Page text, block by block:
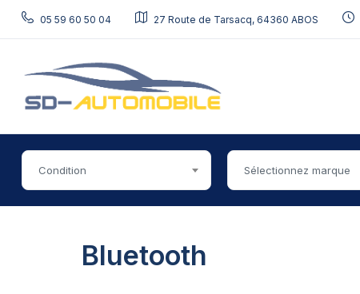
05 59 60 50 04 27 Route de Tarsacq, 64360 ABOS
Condition Sélectionnez marque
Bluetooth